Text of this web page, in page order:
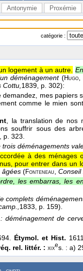
Antonymie Proxémie
catégorie :
logement à un autre.
déménagement(Hugo,
Cottu,1839, p. 302):
mes papiers
comme le mien
, la translation de nos
souffrir sous des
, p. 323.
déménagements
à des ménages
pour entrer dans un
âgées (Fonteneau, Conseil
les embarras, les
complets
1833, p. 159).
déménagement de
Étymol. et Hist.
rel. littér. : xixes. : a)